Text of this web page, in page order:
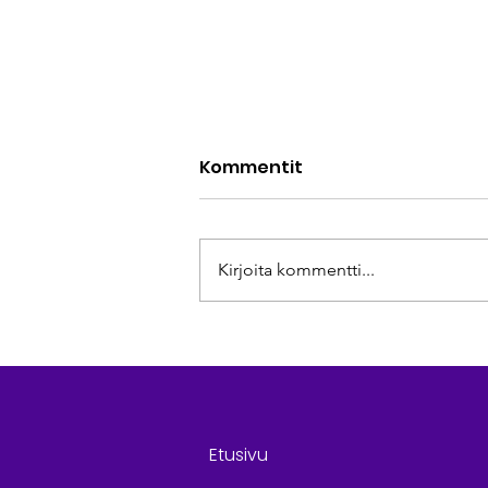
näyttely kosketti vuonna
Kommentit
Kirjoita kommentti...
Etusivu